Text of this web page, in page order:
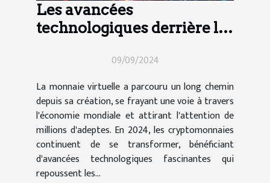
Les avancées
technologiques derrière les
09/09/2024
La monnaie virtuelle a parcouru un long chemin
depuis sa création, se frayant une voie à travers
l'économie mondiale et attirant l'attention de
millions d'adeptes. En 2024, les cryptomonnaies
continuent de se transformer, bénéficiant
d'avancées technologiques fascinantes qui
repoussent les...